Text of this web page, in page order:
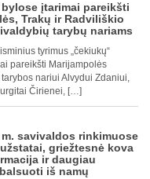
bylose įtarimai pareikšti
Trakų ir Radviliškio
tarybų nariams
tyrimus „čekiukų“
pareikšti Marijampolės
nariui Alvydui Zdaniui,
Čirienei, […]
m. savivaldos rinkimuose
griežtesnė kova
ir daugiau
iš namų